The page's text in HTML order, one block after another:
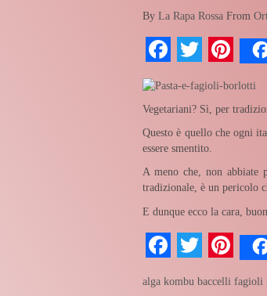
By La Rapa Rossa From
Facebook
Vegetariani? Sì, per
Questo è quello che ogni
essere smentito.
A meno che, non abbiate
tradizionale, è un pericolo
E dunque ecco la cara,
Facebook
alga kombu baccelli fagioli